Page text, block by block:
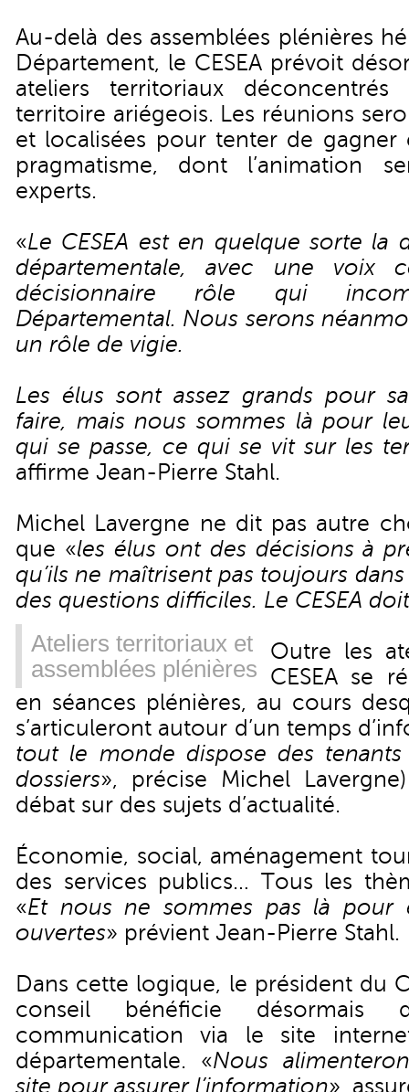
Au-delà des assemblées plénières
Département, le CESEA prévoit
ateliers territoriaux déconcentrés
territoire ariégeois. Les réunions
et localisées pour tenter de
pragmatisme, dont l’animation
experts.
«Le CESEA est en quelque sorte la
départementale, avec une voix
décisionnaire rôle qui
Départemental. Nous serons
un rôle de vigie.
Les élus sont assez grands pour
faire, mais nous sommes là pour
qui se passe, ce qui se vit sur les
affirme Jean-Pierre Stahl.
Michel Lavergne ne dit pas autre
que «les élus ont des décisions à
qu’ils ne maîtrisent pas toujours
des questions difficiles. Le CESEA
Ateliers territoriaux et
assemblées plénières
Outre les
CESEA se
en séances plénières, au cours
s’articuleront autour d’un temps
tout le monde dispose des tenants
dossiers», précise Michel
débat sur des sujets d’actualité.
Économie, social, aménagement
des services publics… Tous les
«Et nous ne sommes pas là pour
ouvertes» prévient Jean-Pierre Stahl.
Dans cette logique, le président du
conseil bénéficie désormais
communication via le site
départementale. «Nous
site pour assurer l’information»,